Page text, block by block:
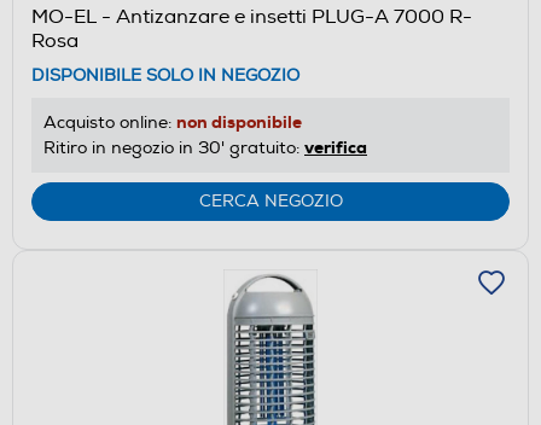
MO-EL - Antizanzare e insetti PLUG-A 7000 R-
Rosa
DISPONIBILE SOLO IN NEGOZIO
Acquisto online: non disponibile
Ritiro in negozio in 30' gratuito: verifica
CERCA NEGOZIO